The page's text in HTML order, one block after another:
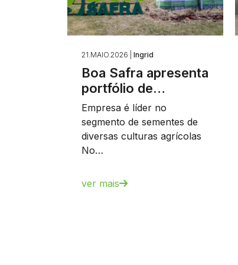
21.MAIO.2026 | Ingrid
Boa Safra apresenta
portfólio de…
Empresa é líder no
segmento de sementes de
diversas culturas agrícolas
No…
ver mais